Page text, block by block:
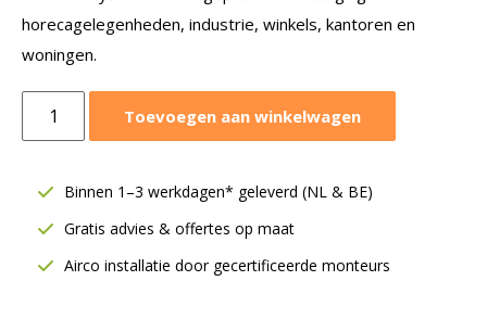
horecagelegenheden, industrie, winkels, kantoren en
woningen.
afzuigmotor
m³/h
400V
Toevoegen aan winkelwagen
Binnen 1–3 werkdagen* geleverd (NL & BE)
Gratis advies & offertes op maat
Airco installatie door gecertificeerde monteurs